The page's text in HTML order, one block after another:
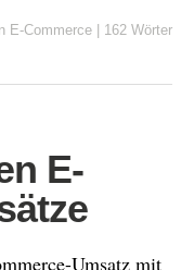
E-Commerce 162 Wörter
E-
Umsatz mit